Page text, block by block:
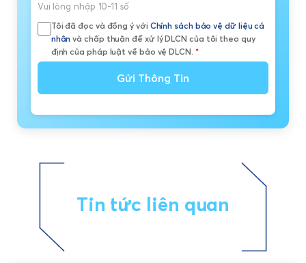
Vui lòng nhập 10-11 số
Tôi đã đọc và đồng ý với Chính sách bảo vệ dữ liệu cá
nhân và chấp thuận để xử lý DLCN của tôi theo quy
định của pháp luật về bảo vệ DLCN. *
Gửi Thông Tin
Tin tức liên quan